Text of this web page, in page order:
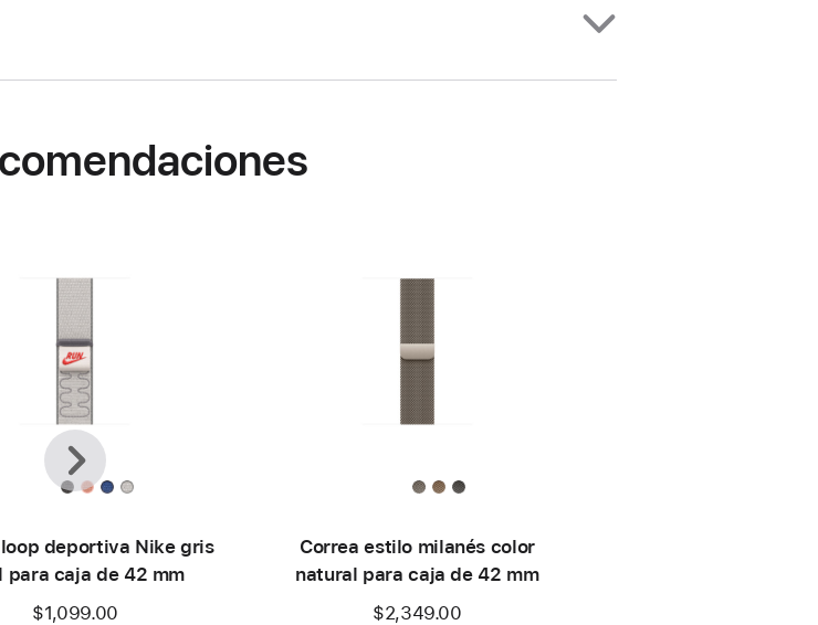
deportiva Nike gris
para caja de 42 mm
$1,099.00
Correa estilo milanés color
natural para caja de 42 mm
$2,349.00
Anterior
Siguiente